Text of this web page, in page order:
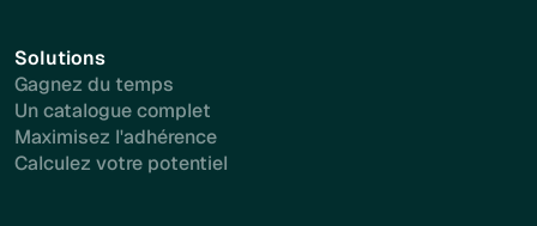
Solutions
Gagnez du temps
Un catalogue complet
Maximisez l'adhérence
Calculez votre potentiel